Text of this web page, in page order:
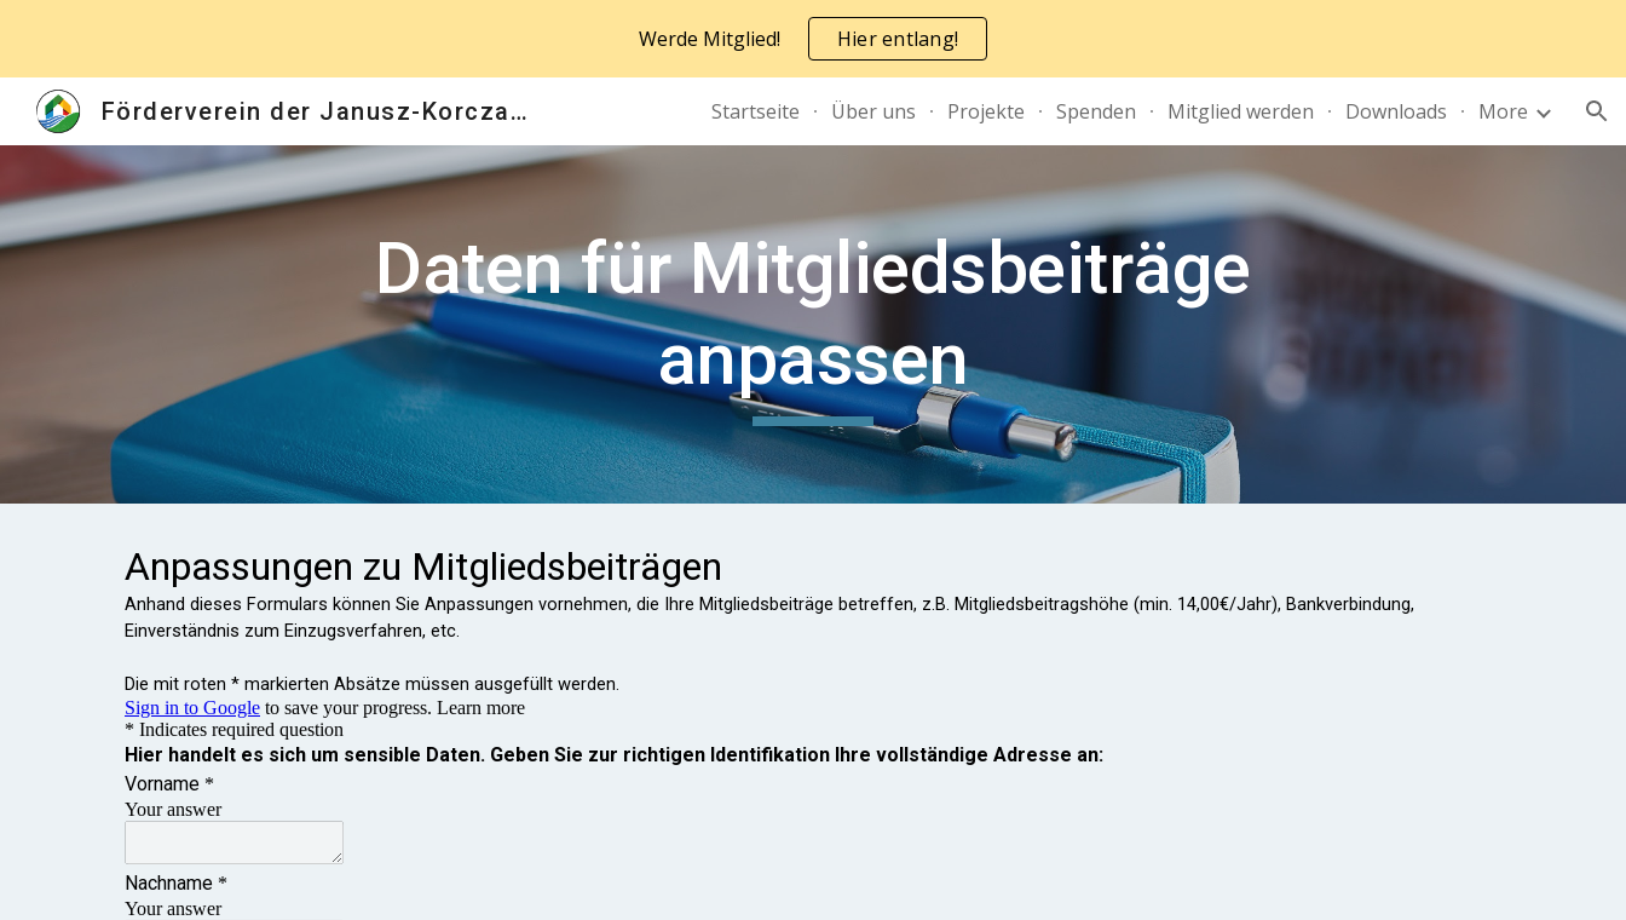
Skip to main content Skip to navigation
Werde Mitglied! Hier entlang!
Förderverein der Janusz-Korczak-Schule und Wiedbachschule Startseite Über uns Projekte Spenden Mitglied werden Downloads More
Daten für Mitgliedsbeiträge
anpassen